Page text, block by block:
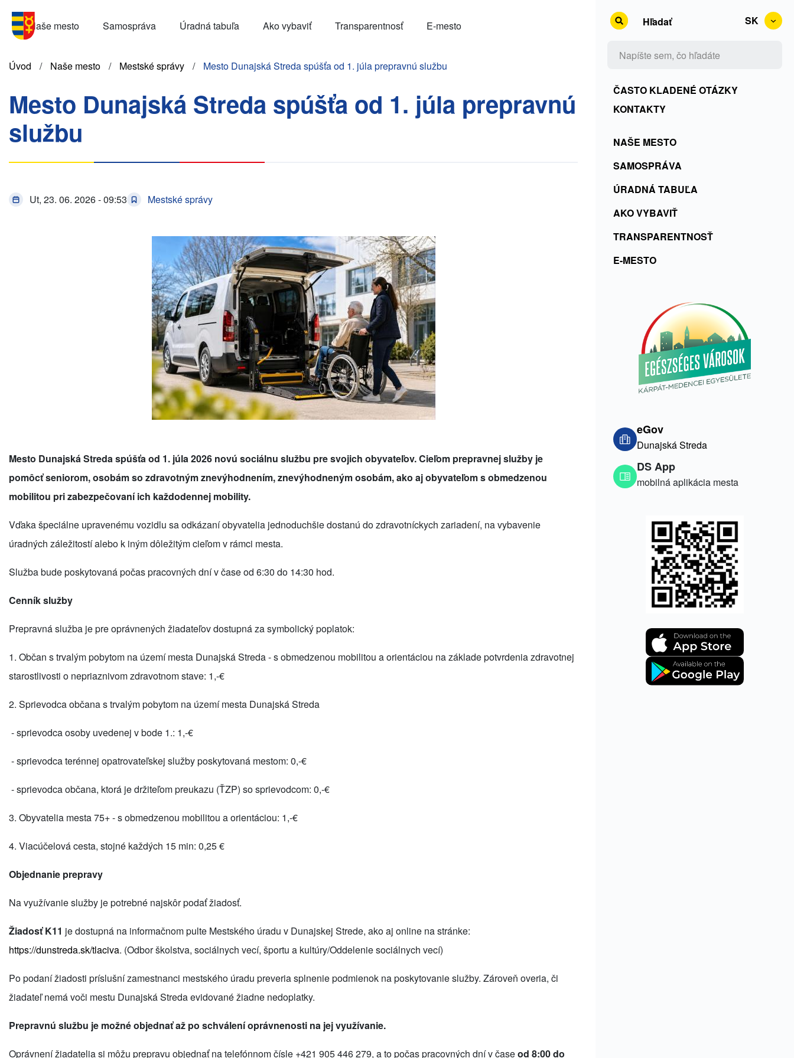
hlavný
Menu
SK
Naše mesto Samospráva Úradná tabuľa Ako vybaviť Transparentnosť E-mesto
Omrvinka
Úvod Naše mesto Mestské správy Mesto Dunajská Streda spúšťa od 1. júla prepravnú službu
Mesto Dunajská Streda spúšťa od 1. júla prepravnú
službu
Ut, 23. 06. 2026 - 09:53 Mestské správy
Mesto Dunajská Streda spúšťa od 1. júla 2026 novú sociálnu službu pre svojich obyvateľov. Cieľom prepravnej služby je
pomôcť seniorom, osobám so zdravotným znevýhodnením, znevýhodneným osobám, ako aj obyvateľom s obmedzenou
mobilitou pri zabezpečovaní ich každodennej mobility.
Vďaka špeciálne upravenému vozidlu sa odkázaní obyvatelia jednoduchšie dostanú do zdravotníckych zariadení, na vybavenie
úradných záležitostí alebo k iným dôležitým cieľom v rámci mesta.
Služba bude poskytovaná počas pracovných dní v čase od 6:30 do 14:30 hod.
Cenník služby
Prepravná služba je pre oprávnených žiadateľov dostupná za symbolický poplatok:
1. Občan s trvalým pobytom na území mesta Dunajská Streda- s obmedzenou mobilitou a orientáciou na základe potvrdenia zdravotnej
starostlivosti o nepriaznivom zdravotnom stave: 1,-€
2. Sprievodca občana s trvalým pobytom na území mesta Dunajská Streda
- sprievodca osoby uvedenej v bode 1.: 1,-€
- sprievodca terénnej opatrovateľskej služby poskytovaná mestom: 0,-€
- sprievodca občana, ktorá je držiteľom preukazu (ŤZP) so sprievodcom: 0,-€
3. Obyvatelia mesta 75+ - s obmedzenou mobilitou a orientáciou: 1,-€
4. Viacúčelová cesta, stojné každých 15 min: 0,25 €
Objednanie prepravy
Na využívanie služby je potrebné najskôr podať žiadosť.
Žiadosť K11 je dostupná na informačnom pulte Mestského úradu v Dunajskej Strede, ako aj online na stránke:
https://dunstreda.sk/tlaciva. (Odbor školstva, sociálnych vecí, športu a kultúry/Oddelenie sociálnych vecí)
Po podaní žiadosti príslušní zamestnanci mestského úradu preveria splnenie podmienok na poskytovanie služby. Zároveň overia, či
žiadateľ nemá voči mestu Dunajská Streda evidované žiadne nedoplatky.
Prepravnú službu je možné objednať až po schválení oprávnenosti na jej využívanie.
Oprávnení žiadatelia si môžu prepravu objednať na telefónnom čísle +421 905 446 279, a to počas pracovných dní v časeod 8:00 do
SK
Kontakty
+
Rss
+
ČKO
ČASTO KLADENÉ OTÁZKY
KONTAKTY
Menu
SK
NAŠE MESTO
SAMOSPRÁVA
ÚRADNÁ TABUĽA
AKO VYBAVIŤ
TRANSPARENTNOSŤ
E-MESTO
eGov
Dunajská Streda
DS App
mobilná aplikácia mesta